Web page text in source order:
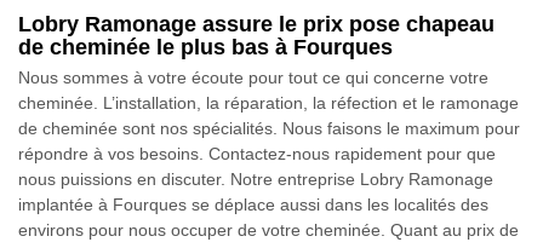
Lobry Ramonage assure le prix pose chapeau
de cheminée le plus bas à Fourques
Nous sommes à votre écoute pour tout ce qui concerne votre
cheminée. L’installation, la réparation, la réfection et le ramonage
de cheminée sont nos spécialités. Nous faisons le maximum pour
répondre à vos besoins. Contactez-nous rapidement pour que
nous puissions en discuter. Notre entreprise Lobry Ramonage
implantée à Fourques se déplace aussi dans les localités des
environs pour nous occuper de votre cheminée. Quant au prix de